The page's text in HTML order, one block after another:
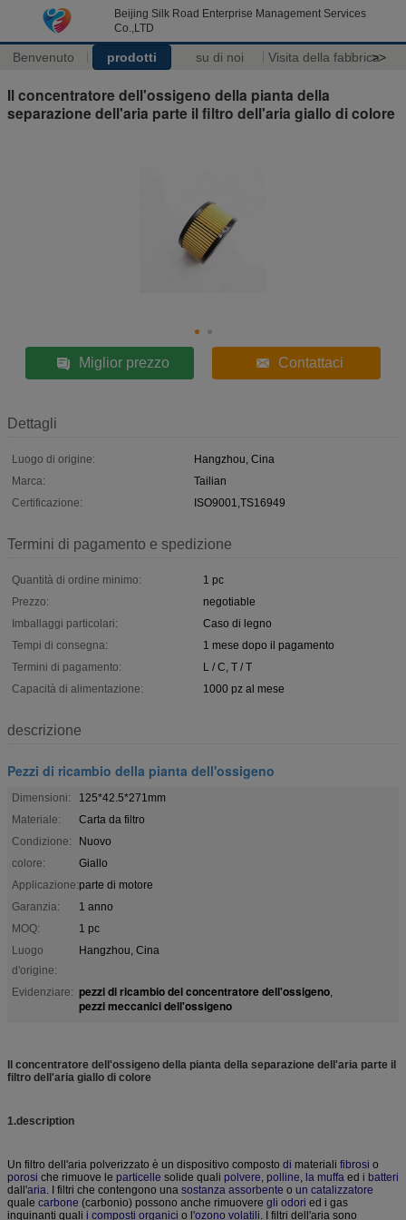
Beijing Silk Road Enterprise Management Services
Co.,LTD
Benvenuto prodotti su di noi Visita della fabbrica>>
Il concentratore dell'ossigeno della pianta della
separazione dell'aria parte il filtro dell'aria giallo di colore
Miglior prezzo Contattaci
Dettagli
Luogo di origine:
Hangzhou, Cina
Marca:
Tailian
Certificazione:
ISO9001,TS16949
Termini di pagamento e spedizione
Quantità di ordine minimo:
1 pc
Prezzo:
negotiable
Imballaggi particolari:
Caso di legno
Tempi di consegna:
1 mese dopo il pagamento
Termini di pagamento:
L / C, T / T
Capacità di alimentazione:
1000 pz al mese
descrizione
Pezzi di ricambio della pianta dell'ossigeno
Dimensioni:
125*42.5*271mm
Materiale:
Carta da filtro
Condizione:
Nuovo
colore:
Giallo
Applicazione:parte di motore
Garanzia:
1 anno
MOQ:
1 pc
Luogo
d'origine:
Hangzhou, Cina
Evidenziare: pezzi di ricambio del concentratore dell'ossigeno,
pezzi meccanici dell'ossigeno
Il concentratore dell'ossigeno della pianta della separazione dell'aria parte il
filtro dell'aria giallo di colore
1.description
Un filtro dell'aria polverizzato è un dispositivo composto di materiali fibrosi o
porosi che rimuove le particelle solide quali polvere, polline, la muffa ed i batteri
dall'aria. I filtri che contengono una sostanza assorbente o un catalizzatore
quale carbone (carbonio) possono anche rimuovere gli odori ed i gas
inquinanti quali i composti organici o l'ozono volatili. I filtri dell'aria sono